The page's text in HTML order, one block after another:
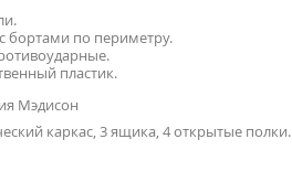
бортами по периметру.
пластик.
Мэдисон
каркас, 3 ящика, 4 открытые полки.